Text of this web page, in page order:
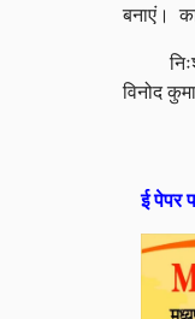
बनाएं।
विनोद
ई पेपर